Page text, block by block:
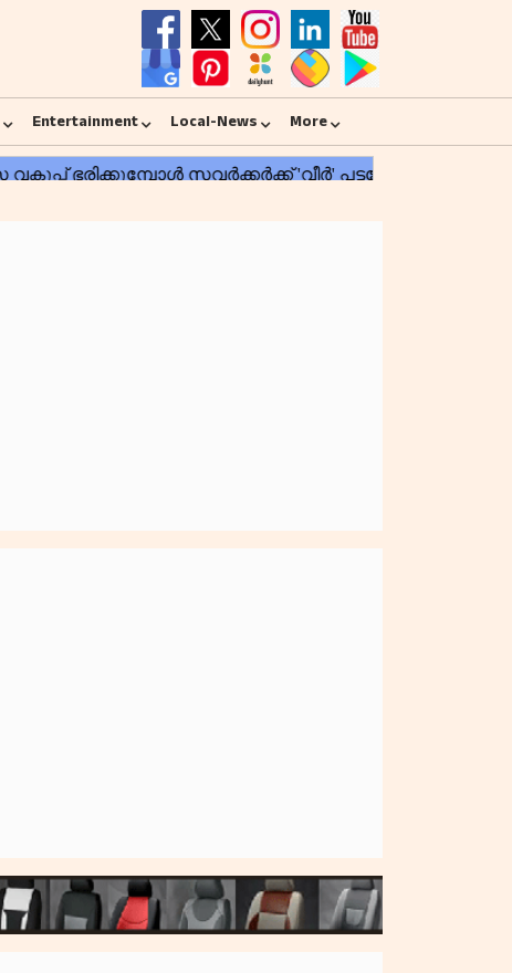
Entertainment Local-News More